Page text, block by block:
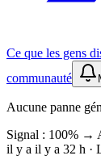
Ce que les gens
communauté
Aucune panne
Signal : 100% →
il y a il y a 32 h ·